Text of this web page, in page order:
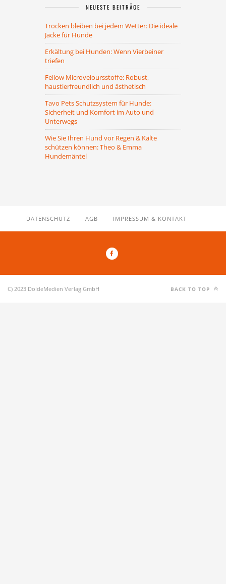
NEUESTE BEITRÄGE
Trocken bleiben bei jedem Wetter: Die ideale
Jacke für Hunde
Erkältung bei Hunden: Wenn Vierbeiner
triefen
Fellow Microveloursstoffe: Robust,
haustierfreundlich und ästhetisch
Tavo Pets Schutzsystem für Hunde:
Sicherheit und Komfort im Auto und
Unterwegs
Wie Sie Ihren Hund vor Regen & Kälte
schützen können: Theo & Emma
Hundemäntel
DATENSCHUTZ AGB IMPRESSUM & KONTAKT
C) 2023 DoldeMedien Verlag GmbH BACK TO TOP